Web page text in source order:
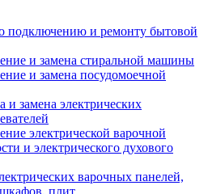
подключению и ремонту бытовой
и замена стиральной машины
и замена посудомоечной
и замена электрических
электрической варочной
и электрического духового
варочных панелей,
плит